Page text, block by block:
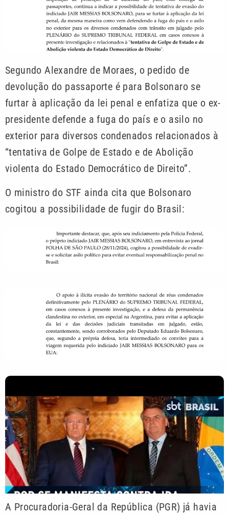
Segundo Alexandre de Moraes, o pedido de
devolução do passaporte é para Bolsonaro se
furtar à aplicação da lei penal e enfatiza que o ex-
presidente defende a fuga do país e o asilo no
exterior para diversos condenados relacionados à
“tentativa de Golpe de Estado e de Abolição
violenta do Estado Democrático de Direito”.
O ministro do STF ainda cita que Bolsonaro
cogitou a possibilidade de fugir do Brasil:
A Procuradoria-Geral da República (PGR) já havia